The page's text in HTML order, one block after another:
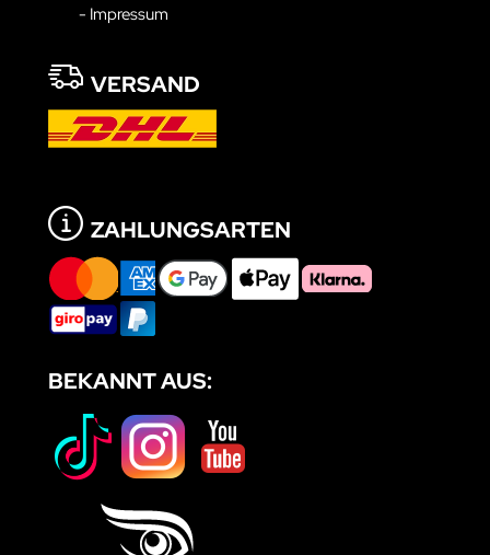
- Impressum
VERSAND
ZAHLUNGSARTEN
BEKANNT AUS: